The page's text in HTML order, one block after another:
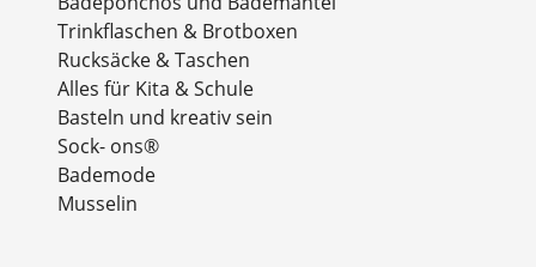
Trinkflaschen & Brotboxen
Rucksäcke & Taschen
Alles für Kita & Schule
Basteln und kreativ sein
Sock- ons®
Bademode
Musselin